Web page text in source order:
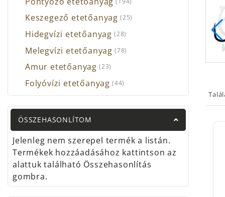
Keszegező etetőanyag (25)
Hidegvízi etetőanyag (28)
Melegvízi etetőanyag (78)
Amur etetőanyag (23)
Folyóvízi etetőanyag (44)
ÖSSZEHASONLÍTOM
Jelenleg nem szerepel termék a listán.
Termékek hozzáadásához kattintson az
alattuk található Összehasonlítás
gombra.
élő
horog